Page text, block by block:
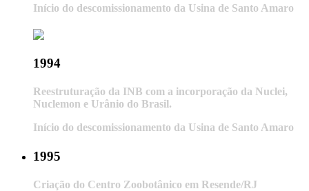
Início do descomissionamento da Usina de Santo Amaro
1994
Reestruturação da INB com a incorporação da Nuclei,
Nuclemon e Urânio do Brasil.
Início do descomissionamento da Usina de Santo Amaro
1995
Criação do Centro Zoobotânico em Resende/RJ